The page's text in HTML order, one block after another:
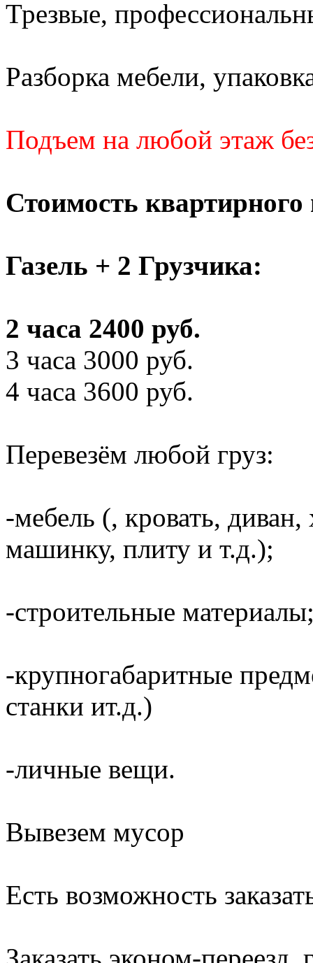
Трезвые,
Разборка мебели,
Подъем на любой этаж
Стоимость квартирного
Газель + 2 Грузчика:
2 часа 2400 руб.
3 часа 3000 руб.
4 часа 3600 руб.
Перевезём любой груз:
-мебель (, кровать,
машинку, плиту и т.д.);
-строительные
-крупногабаритные
станки ит.д.)
-личные вещи.
Вывезем мусор
Есть возможность